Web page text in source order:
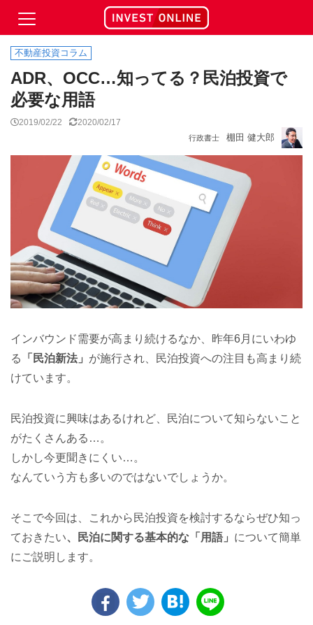
不動産投資コラム
ADR、OCC…知ってる？民泊投資で
必要な用語
2019/02/22 2020/02/17
行政書士 棚田 健大郎
インバウンド需要が高まり続けるなか、昨年6月にいわゆ
る
「民泊新法」 が施行され、民泊投資への注目も高まり続
けています。
民泊投資に興味はあるけれど、民泊について知らないこと
がたくさんある…。
しかし今更聞きにくい…。
なんていう方も多いのではないでしょうか。
そこで今回は、これから民泊投資を検討するならぜひ知っ
ておきたい、民泊に関する基本的な「用語」 について簡単
にご説明します。